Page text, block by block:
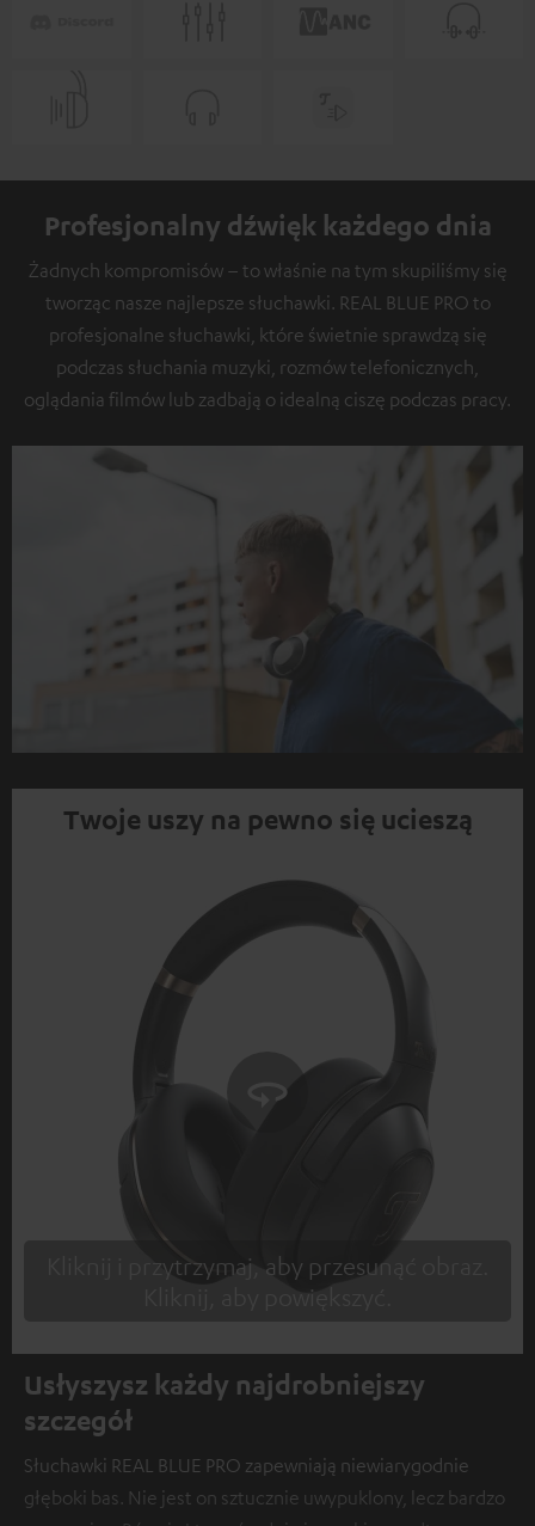
Profesjonalny dźwięk każdego dnia
Żadnych kompromisów – to właśnie na tym skupiliśmy się
tworząc nasze najlepsze słuchawki. REAL BLUE PRO to
profesjonalne słuchawki, które świetnie sprawdzą się
podczas słuchania muzyki, rozmów telefonicznych,
oglądania filmów lub zadbają o idealną ciszę podczas pracy.
Twoje uszy na pewno się ucieszą
Kliknij i przytrzymaj, aby przesunąć obraz.
Kliknij, aby powiększyć.
Tap to zoom
Usłyszysz każdy najdrobniejszy
szczegół
Słuchawki REAL BLUE PRO zapewniają niewiarygodnie
głęboki bas. Nie jest on sztucznie uwypuklony, lecz bardzo